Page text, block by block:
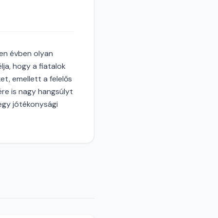
évben olyan
hogy a fiatalok
emellett a felelős
is nagy hangsúlyt
jótékonysági